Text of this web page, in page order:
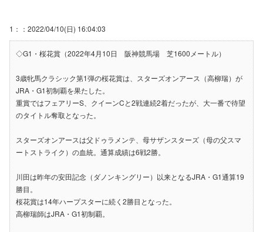
1：：2022/04/10(日) 16:04:03
◇G1・桜花賞（2022年4月10日 阪神競馬場 芝1600メートル）
3歳牝馬クラシック第1弾の桜花賞は、スターズオンアース（高柳瑞）が
JRA・G1初制覇を果たした。
重賞ではフェアリーS、クイーンCと2戦連続2着だったが、大一番で待望
のタイトル奪取となった。
スターズオンアースは父ドゥラメンテ、母サザンスターズ（母の父スマ
ートストライク）の血統。通算成績は6戦2勝。
川田は昨年の安田記念（ダノンキングリー）以来となるJRA・G1通算19
勝目。
桜花賞は14年ハープスターに続く2勝目となった。
高柳瑞師はJRA・G1初制覇。